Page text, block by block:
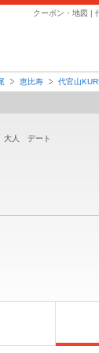
クーポン・地図 |
恵比寿 代官山
大人 デート